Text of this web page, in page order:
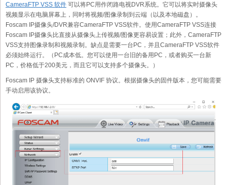
CameraFTP VSS 软件 可以将PC用作闭路电视DVR系统。它可以将实时摄像头
视频显示在电脑屏幕上，同时将视频/图像录制到云端（以及本地磁盘）。
Foscam IP摄像头/DVR兼容CameraFTP VSS软件。使用CameraFTP VSS连接
Foscam IP摄像头比直接从摄像头上传视频/图像更容易设置；此外，CameraFTP
VSS支持图像录制和视频录制。缺点是需要一台PC，并且CameraFTP VSS软件
必须始终运行。（PC成本低。您可以使用一台旧的备用PC，或者购买一台新
PC，价格低于200美元，而且它可以支持多个摄像头。）
Foscam IP 摄像头支持标准的 ONVIF 协议。根据摄像头的固件版本，您可能需要
手动启用该协议。